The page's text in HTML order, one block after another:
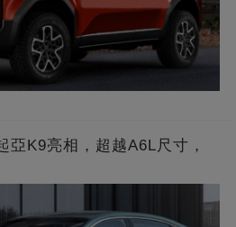
亞K9亮相，超越A6L尺寸，